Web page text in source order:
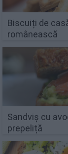
Biscuiți de
românească
Sandviș cu
prepeliță